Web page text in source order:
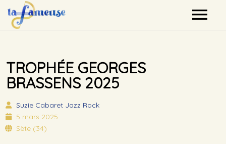
Agenda
TROPHÉE GEORGES
BRASSENS 2025
Suzie Cabaret Jazz Rock
5 mars 2025
Sète (34)